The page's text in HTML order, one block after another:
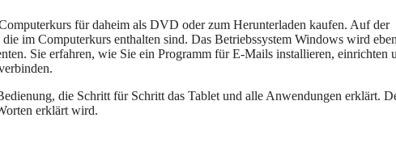
für daheim als DVD oder zum Herunterladen kaufen. Auf der
im Computerkurs enthalten sind. Das Betriebssystem Windows wird
Sie erfahren, wie Sie ein Programm für E-Mails installieren, einrichten
die Schritt für Schritt das Tablet und alle Anwendungen erklärt.
erklärt wird.